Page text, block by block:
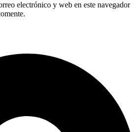
electrónico y web en este navegador